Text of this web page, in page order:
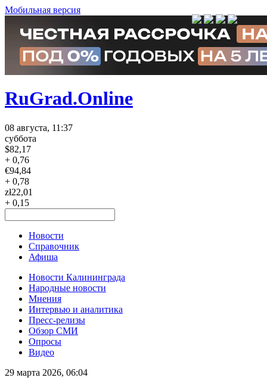
Мобильная версия
RuGrad.Online
08 августа, 11:37
суббота
$82,17
+ 0,76
€94,84
+ 0,78
zł22,01
+ 0,15
Новости
Справочник
Афиша
Новости Калининграда
Народные новости
Мнения
Интервью и аналитика
Пресс-релизы
Обзор СМИ
Опросы
Видео
29 марта 2026, 06:04